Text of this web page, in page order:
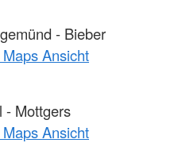
- Bieber
Ansicht
- Mottgers
Ansicht